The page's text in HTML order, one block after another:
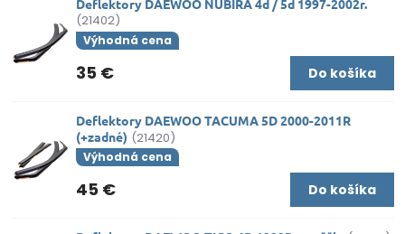
Deflektory DAEWOO NUBIRA 4d / 5d 1997-2002r.
(21402)
Výhodná cena
35 € Do košíka
Deflektory DAEWOO TACUMA 5D 2000-2011R
(+zadné) (21420)
Výhodná cena
45 € Do košíka